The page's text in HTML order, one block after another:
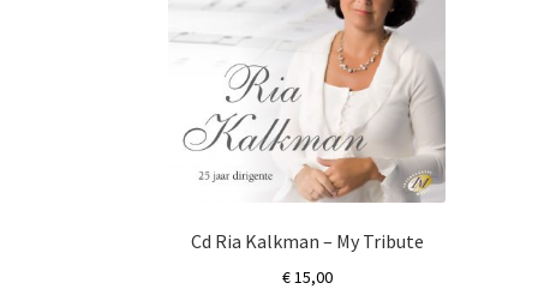
Cd Ria Kalkman – My Tribute
€15,00